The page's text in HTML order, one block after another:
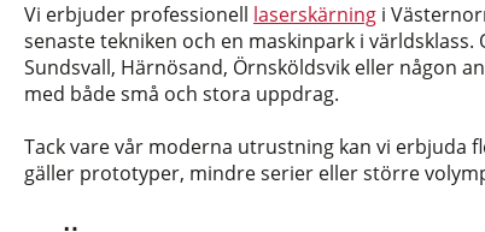
Vi erbjuder professionell laserskärning i
senaste tekniken och en maskinpark i
Sundsvall, Härnösand, Örnsköldsvik eller någon
med både små och stora uppdrag.
Tack vare vår moderna utrustning kan vi erbjuda
gäller prototyper, mindre serier eller större